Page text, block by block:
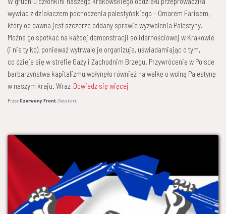
wywiad z działaczem pochodzenia palestyńskiego – Omarem Farisem,
który od dawna jest szczerze oddany sprawie wyzwolenia Palestyny.
Można go spotkać na każdej demonstracji solidarnościowej w Krakowie
(i nie tylko), ponieważ wytrwale je organizuje, uświadamiając o tym,
co dzieje się w strefie Gazy i Zachodnim Brzegu. Przywrócenie w Polsce
barbarzyństwa kapitalizmu wpłynęło również na walkę o wolną Palestynę
w naszym kraju. Wraz Dowiedz się więcej
PrzezCzerwony Front,3 latatemu